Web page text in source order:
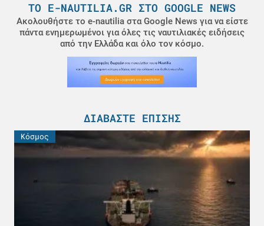
ΤΟ E-NAUTILIA.GR ΣΤΟ GOOGLE NEWS
Ακολουθήστε το e-nautilia στα Google News για να είστε
πάντα ενημερωμένοι για όλες τις ναυτιλιακές ειδήσεις
από την Ελλάδα και όλο τον κόσμο.
ΔΙΑΒΆΣΤΕ ΕΠΊΣΗΣ
Κόσμος